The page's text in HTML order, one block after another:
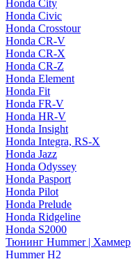
Honda City
Honda Civic
Honda Crosstour
Honda CR-V
Honda CR-X
Honda CR-Z
Honda Element
Honda Fit
Honda FR-V
Honda HR-V
Honda Insight
Honda Integra, RS-X
Honda Jazz
Honda Odyssey
Honda Pasport
Honda Pilot
Honda Prelude
Honda Ridgeline
Honda S2000
Тюнинг Hummer | Хаммер
Hummer H2